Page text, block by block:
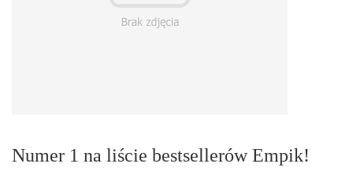
Numer 1 na liście bestsellerów Empik!